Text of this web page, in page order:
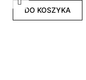
Poprzedni
DO KOSZYKA